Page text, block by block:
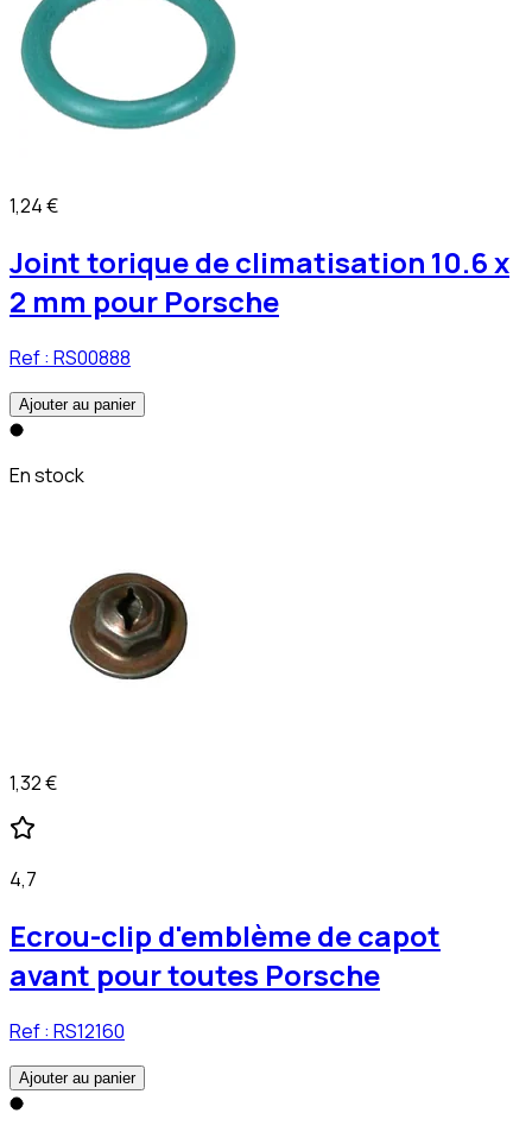
1,24 €
Joint torique de climatisation 10.6 x
2 mm pour Porsche
Ref : RS00888
Ajouter au panier
En stock
1,32 €
4,7
Ecrou-clip d'emblème de capot
avant pour toutes Porsche
Ref : RS12160
Ajouter au panier